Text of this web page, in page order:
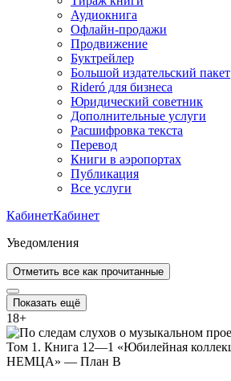
Аудиокнига
Офлайн-продажи
Продвижение
Буктрейлер
Большой издательский пакет
Rideró для бизнеса
Юридический советник
Дополнительные услуги
Расшифровка текста
Перевод
Книги в аэропортах
Публикация
Все услуги
КабинетКабинет
Уведомления
Отметить все как прочитанные
Показать ещё
18+